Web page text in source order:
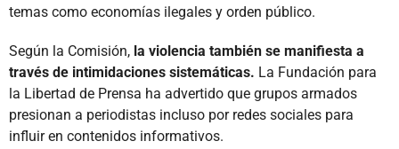
temas como economías ilegales y orden público.
Según la Comisión, la violencia también se manifiesta a
través de intimidaciones sistemáticas. La Fundación para
la Libertad de Prensa ha advertido que grupos armados
presionan a periodistas incluso por redes sociales para
influir en contenidos informativos.